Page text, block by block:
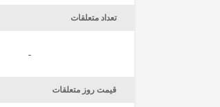
تعداد متعلقات
-
قیمت روز متعلقات